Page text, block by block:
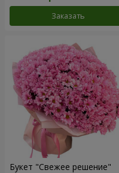
Заказать
Букет "Свежее решение"